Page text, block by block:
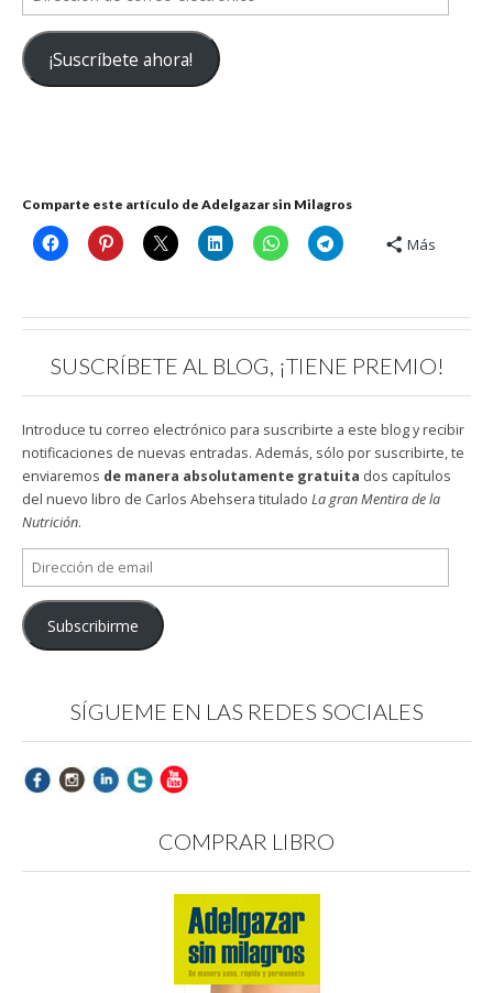
de
correo
electrónico
¡Suscríbete ahora!
Comparte este artículo de Adelgazar sin Milagros
Más
SUSCRÍBETE AL BLOG, ¡TIENE PREMIO!
Introduce tu correo electrónico para suscribirte a este blog y recibir
notificaciones de nuevas entradas. Además, sólo por suscribirte, te
enviaremos de manera absolutamente gratuita dos capítulos
del nuevo libro de Carlos Abehsera titulado La gran Mentira de la
Nutrición.
Dirección
de
email
Subscribirme
SÍGUEME EN LAS REDES SOCIALES
COMPRAR LIBRO